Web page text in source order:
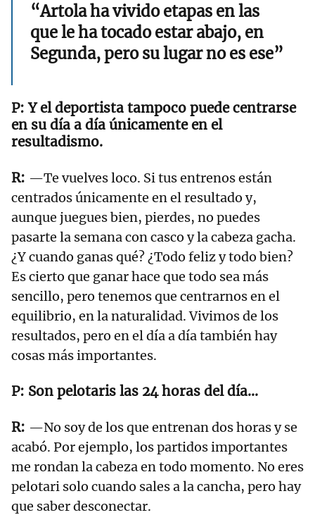
“Artola ha vivido etapas en las
que le ha tocado estar abajo, en
Segunda, pero su lugar no es ese”
Y el deportista tampoco puede centrarse
en su día a día únicamente en el
resultadismo.
—Te vuelves loco. Si tus entrenos están
centrados únicamente en el resultado y,
aunque juegues bien, pierdes, no puedes
pasarte la semana con casco y la cabeza gacha.
¿Y cuando ganas qué? ¿Todo feliz y todo bien?
Es cierto que ganar hace que todo sea más
sencillo, pero tenemos que centrarnos en el
equilibrio, en la naturalidad. Vivimos de los
resultados, pero en el día a día también hay
cosas más importantes.
Son pelotaris las 24 horas del día...
—No soy de los que entrenan dos horas y se
acabó. Por ejemplo, los partidos importantes
me rondan la cabeza en todo momento. No eres
pelotari solo cuando sales a la cancha, pero hay
que saber desconectar.